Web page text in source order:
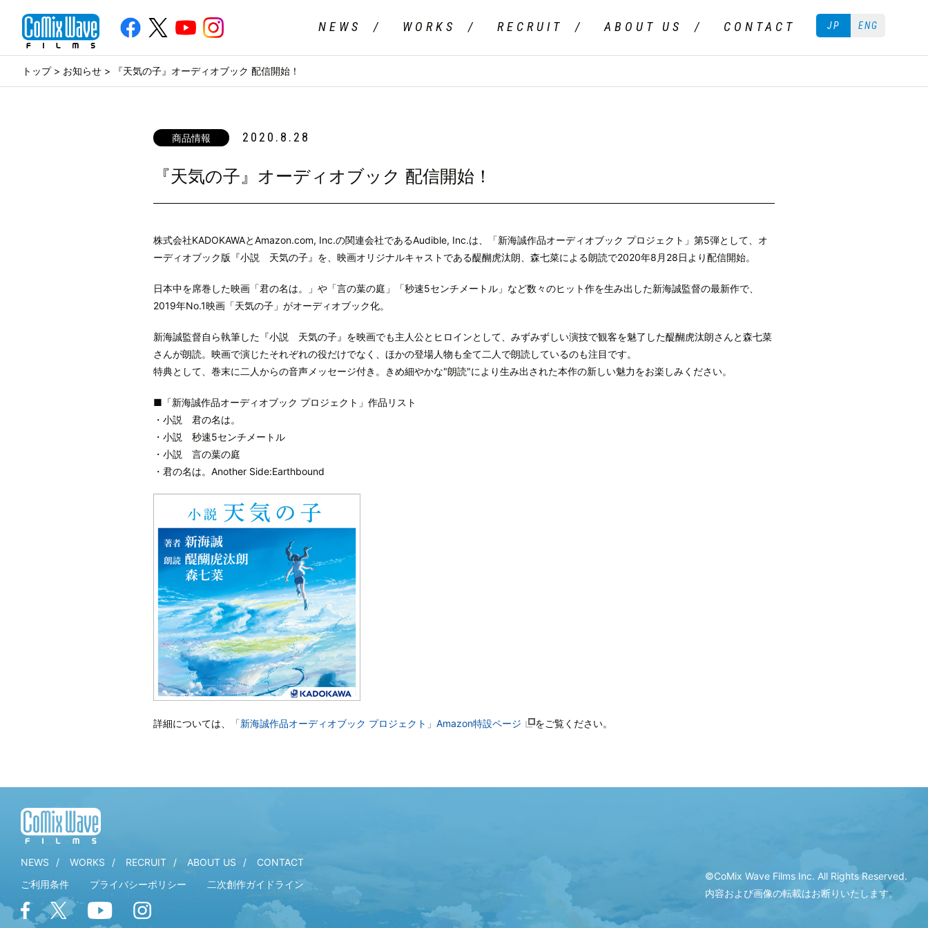
JP ENG
NEWS WORKS RECRUIT ABOUT US CONTACT
トップ> お知らせ > 『天気の子』オーディオブック 配信開始！
商品情報 2020.8.28
『天気の子』オーディオブック 配信開始！
株式会社KADOKAWAとAmazon.com, Inc.の関連会社であるAudible, Inc.は、「新海誠作品オーディオブック プロジェクト」第5弾として、オ
ーディオブック版『小説 天気の子』を、映画オリジナルキャストである醍醐虎汰朗、森七菜による朗読で2020年8月28日より配信開始。
日本中を席巻した映画「君の名は。」や「言の葉の庭」「秒速5センチメートル」など数々のヒット作を生み出した新海誠監督の最新作で、
2019年No.1映画「天気の子」がオーディオブック化。
新海誠監督自ら執筆した『小説 天気の子』を映画でも主人公とヒロインとして、みずみずしい演技で観客を魅了した醍醐虎汰朗さんと森七菜
さんが朗読。映画で演じたそれぞれの役だけでなく、ほかの登場人物も全て二人で朗読しているのも注目です。
特典として、巻末に二人からの音声メッセージ付き。きめ細やかな"朗読"により生み出された本作の新しい魅力をお楽しみください。
■「新海誠作品オーディオブック プロジェクト」作品リスト
・小説 君の名は。
・小説 秒速5センチメートル
・小説 言の葉の庭
・君の名は。Another Side:Earthbound
詳細については、 「新海誠作品オーディオブック プロジェクト」Amazon特設ページ をご覧ください。
NEWS WORKS RECRUIT ABOUT US
CONTACT
ご利用条件
プライバシーポリシー 二次創作ガイドライン
©CoMix Wave Films Inc. All Rights Reserved.
内容および画像の転載はお断りいたします。